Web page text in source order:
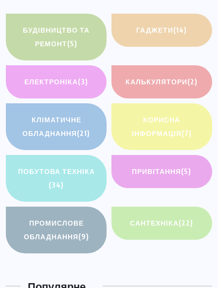
БУДІВНИЦТВО ТА
РЕМОНТ(5)
ГАДЖЕТИ(14)
ЕЛЕКТРОНІКА(3) КАЛЬКУЛЯТОРИ(2)
КЛІМАТИЧНЕ
ОБЛАДНАННЯ(21)
КОРИСНА
ІНФОРМАЦІЯ(7)
ПОБУТОВА ТЕХНІКА
(34)
ПРИВІТАННЯ(5)
ПРОМИСЛОВЕ
ОБЛАДНАННЯ(9)
САНТЕХНІКА(22)